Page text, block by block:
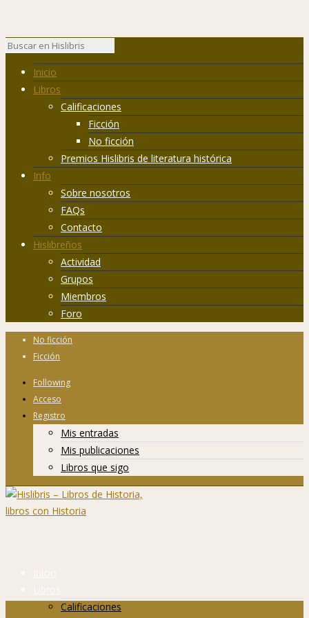
Inicio
Libros
Calificaciones
Ficción
No ficción
Premios Hislibris de literatura histórica
Info
Sobre nosotros
FAQs
Contacto
Hislibreños
Actividad
Grupos
Miembros
Foro
No ficción
Ficción
Following
Acceso
Registro
Mis entradas
Mis publicaciones
Libros que sigo
Inicio
Libros
Calificaciones